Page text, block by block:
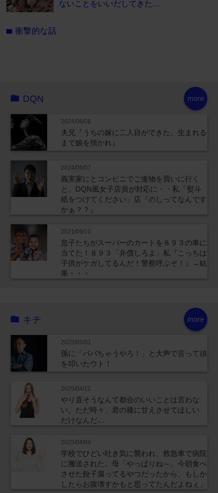
ないことをいいだしてきた…
folder衝撃的な話
more
DQN
2024/06/08
夫兄『うちの嫁に二人目ができた。生まれる
まで娘を預かれ』
2024/06/07
義実家にとコンビニでご進物を買いに行く
と、DQN風女子店員が対応に・・私「熨斗
紙をつけてください」店『のしってなんです
かぁ？？』
2021/09/10
息子たちがスーパーのカートを８９３の車に
当てた！８９３「弁償しろよ」私『こっちは
子供がケガしてるんだ！警察呼ぶぞ！』→結
果・・・
more
キチ
2025/05/01
孫に「ババちゃうやろ！」と大声で言って頭
を叩いたウト！
2025/04/12
やり直そうなんて都合のいいことは言わな
い。ただ時々、君の膝に甘えさせてほしい
だけなんだ…
2025/04/09
学校でひどい吐き気に襲われ、救急車で病院
に搬送された。母「やっぱりね～。今朝食べ
させた餃子腐ってるやつだったから、もしか
したらお腹壊すかもと思ってたんだよねぇ」